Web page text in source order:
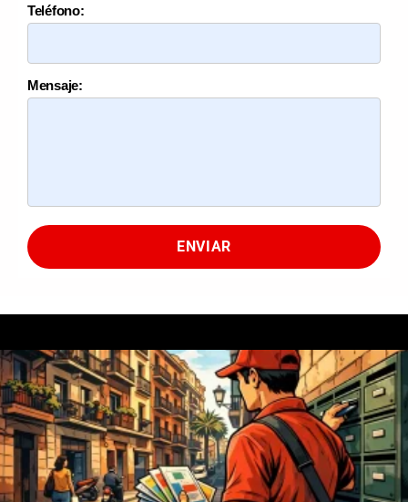
Teléfono:
Mensaje:
ENVIAR